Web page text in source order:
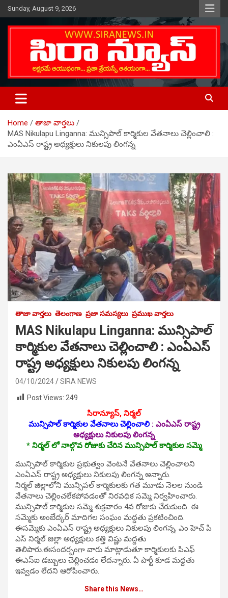
Skip
to
content
Sunday, August 9, 2026
SIRA NEWS
Telugu Online News Daily
Home
తాజా వార్తలు
MAS Nikulapu Linganna: మున్సిపాల్ కార్మికుల వేత‌నాలు చెల్లించాలి :
ఎంఏఎస్ రాష్ట్ర అధ్యక్షులు నికులపు లింగన్న
తాజా వార్తలు తెలంగాణ ప్రజా సమస్యలు ప్రముఖ వార్తలు
MAS Nikulapu Linganna: మున్సిపాల్
కార్మికుల వేత‌నాలు చెల్లించాలి : ఎంఏఎస్
రాష్ట్ర అధ్యక్షులు నికులపు లింగన్న
04/10/2024
SIRA NEWS
Post Views: 249
సిరాన్యూస్‌, నిర్మ‌ల్
మున్సిపాల్ కార్మికుల వేత‌నాలు చెల్లించాలి : ఎంఏఎస్ రాష్ట్ర
అధ్యక్షులు నికులపు లింగన్న
* నిర్మల్ లో నాల్గొవ రోజుకు చేరిన‌ మున్సిపాల్ కార్మికుల సమ్మె
మున్సిపాల్ కార్మికుల ప్ర‌భుత్వం వెంట‌నే వేత‌నాలు చెల్లించాలని
ఎంఏఎస్ రాష్ట్ర అధ్యక్షులు నికులపు లింగన్న అన్నారు.
నిర్మల్ జిల్లాలోని మున్సిపల్ కార్మికులకు గత మూడు నెలల నుండి
వేతనాలు చెల్లించలేకపోవడంతో నిరవధిక సమ్మె నిర్వహించారు.
మున్సిపాల్ కార్మికుల సమ్మె శుక్ర‌వారం 4వ రోజుకు చేరుకుంది. ఈ
స‌మ్మెకు అంబేద్కర్ మాదిగల సంఘం మద్దతు ప్ర‌క‌టించింది.
ఈస‌మ్మెకు ఎంఏఎస్ రాష్ట్ర అధ్యక్షులు నికులపు లింగన్న, ఎం హెచ్ పి
ఎస్ నిర్మల్ జిల్లా అధ్యక్షులు కత్తి విష్ణు మ‌ద్ద‌తు
తెలిపారు.ఈసంద‌ర్బంగా వారు మాట్లాడుతూ కార్మికులకు పిఎఫ్
ఈఎస్ఐ డబ్బులు చెల్లించడం లేద‌న్నారు. ఏ పార్టీ కూడ మద్దతు
ఇవ్వడం లేదని ఆరోపించారు.
Share this News…